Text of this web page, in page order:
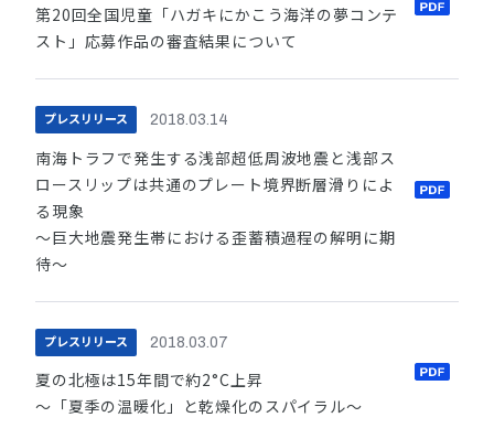
第20回全国児童「ハガキにかこう海洋の夢コンテ
スト」応募作品の審査結果について
プレスリリース 2018.03.14
南海トラフで発生する浅部超低周波地震と浅部ス
ロースリップは共通のプレート境界断層滑りによ
る現象
～巨大地震発生帯における歪蓄積過程の解明に期
待～
プレスリリース 2018.03.07
夏の北極は15年間で約2°C上昇
〜「夏季の温暖化」と乾燥化のスパイラル〜